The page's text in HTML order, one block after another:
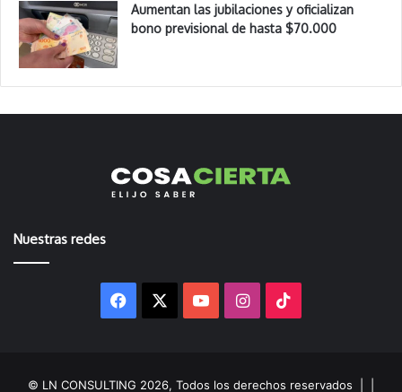
Aumentan las jubilaciones y oficializan
bono previsional de hasta $70.000
Nuestras redes
Facebook YouTubeInstagram
© LN CONSULTING 2026, Todos los derechos reservados |